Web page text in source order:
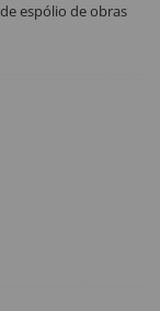
espólio de obras